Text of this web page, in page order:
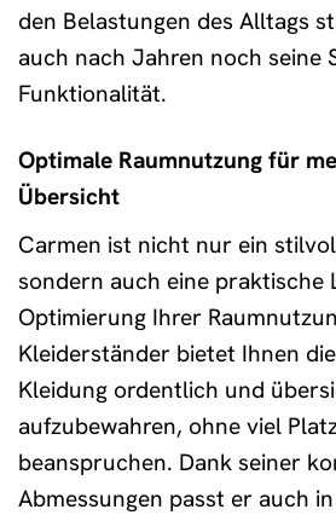
den Belastungen des Alltags
auch nach Jahren noch seine
Funktionalität.
Optimale Raumnutzung für
Übersicht
Carmen ist nicht nur ein
sondern auch eine praktische
Optimierung Ihrer
Kleiderständer bietet Ihnen
Kleidung ordentlich und
aufzubewahren, ohne viel
beanspruchen. Dank seiner
Abmessungen passt er auch